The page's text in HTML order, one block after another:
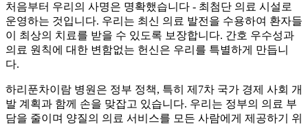
처음부터 우리의 사명은 명확했습니다 - 최첨단 의료 시설로
운영하는 것입니다. 우리는 최신 의료 발전을 수용하여 환자들
이 최상의 치료를 받을 수 있도록 보장합니다. 간호 우수성과
의료 원칙에 대한 변함없는 헌신은 우리를 특별하게 만듭니
다.
하리푼차이람 병원은 정부 정책, 특히 제7차 국가 경제 사회 개
발 계획과 함께 손을 맞잡고 있습니다. 우리는 정부의 의료 부
담을 줄이며 양질의 의료 서비스를 모든 사람에게 제공하기 위